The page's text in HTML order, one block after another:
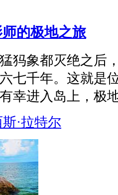
的极地之旅
犸象都灭绝之后
六七千年。这就是
幸进入岛上，
·拉特尔